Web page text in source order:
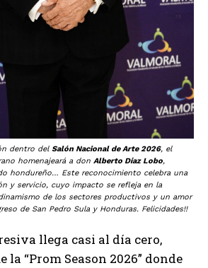
dentro del Salón Nacional de Arte 2026, el
homenajeará a don Alberto Díaz Lobo,
hondureño… Este reconocimiento celebra una
y servicio, cuyo impacto se refleja en la
de los sectores productivos y un amor
de San Pedro Sula y Honduras. Felicidades!!
llega casi al día cero,
la “Prom Season 2026” donde